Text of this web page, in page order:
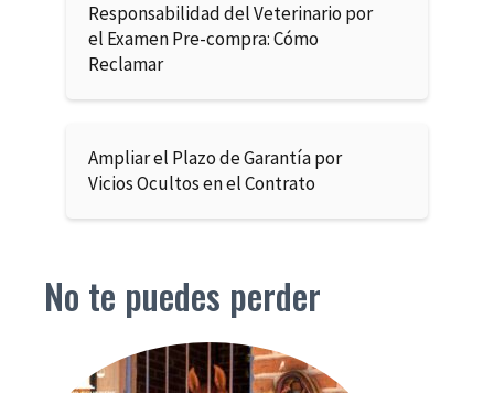
Responsabilidad del Veterinario por
el Examen Pre-compra: Cómo
Reclamar
Ampliar el Plazo de Garantía por
Vicios Ocultos en el Contrato
No te puedes perder